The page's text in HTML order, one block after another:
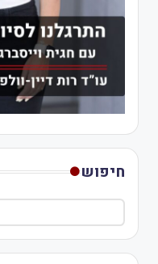
חיפוש